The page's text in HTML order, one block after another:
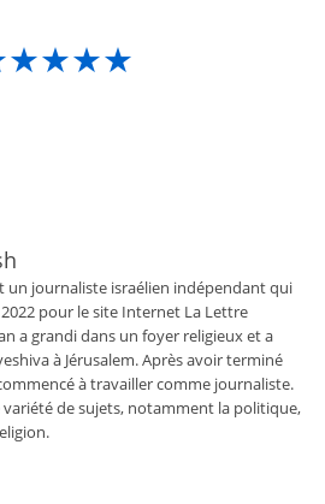
un journaliste israélien indépendant qui
pour le site Internet La Lettre
a grandi dans un foyer religieux et a
à Jérusalem. Après avoir terminé
à travailler comme journaliste.
variété de sujets, notamment la politique,